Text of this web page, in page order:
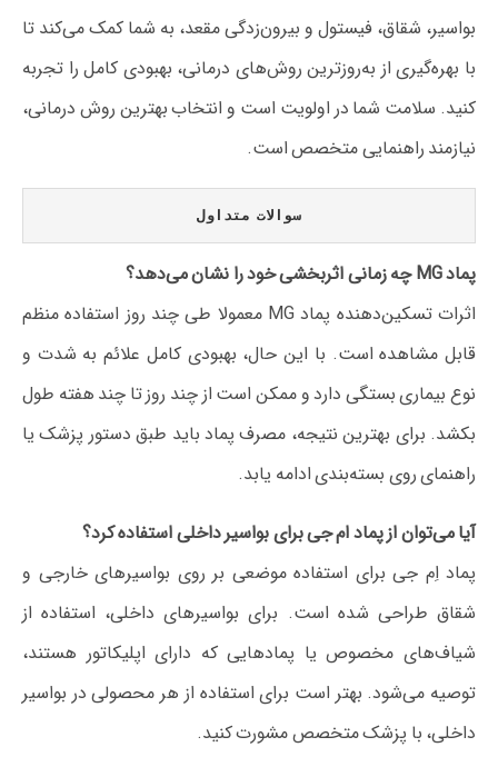
بواسیر، شقاق، فیستول و بیرون‌زدگی مقعد، به شما کمک می‌کند تا
با بهره‌گیری از به‌روزترین روش‌های درمانی، بهبودی کامل را تجربه
کنید. سلامت شما در اولویت است و انتخاب بهترین روش درمانی،
نیازمند راهنمایی متخصص است.
سوالات متداول
پماد MG چه زمانی اثربخشی خود را نشان می‌دهد؟
اثرات تسکین‌دهنده پماد MG معمولا طی چند روز استفاده منظم
قابل مشاهده است. با این حال، بهبودی کامل علائم به شدت و
نوع بیماری بستگی دارد و ممکن است از چند روز تا چند هفته طول
بکشد. برای بهترین نتیجه، مصرف پماد باید طبق دستور پزشک یا
راهنمای روی بسته‌بندی ادامه یابد.
آیا می‌توان از پماد ام جی برای بواسیر داخلی استفاده کرد؟
پماد اِم جی برای استفاده موضعی بر روی بواسیرهای خارجی و
شقاق طراحی شده است. برای بواسیرهای داخلی، استفاده از
شیاف‌های مخصوص یا پمادهایی که دارای اپلیکاتور هستند،
توصیه می‌شود. بهتر است برای استفاده از هر محصولی در بواسیر
داخلی، با پزشک متخصص مشورت کنید.